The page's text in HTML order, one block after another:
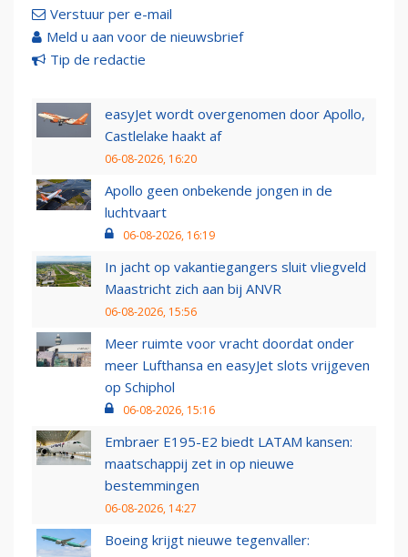
Verstuur per e-mail
Meld u aan voor de nieuwsbrief
Tip de redactie
easyJet wordt overgenomen door Apollo,
Castlelake haakt af
06-08-2026, 16:20
Apollo geen onbekende jongen in de
luchtvaart
06-08-2026, 16:19
In jacht op vakantiegangers sluit vliegveld
Maastricht zich aan bij ANVR
06-08-2026, 15:56
Meer ruimte voor vracht doordat onder
meer Lufthansa en easyJet slots vrijgeven
op Schiphol
06-08-2026, 15:16
Embraer E195-E2 biedt LATAM kansen:
maatschappij zet in op nieuwe
bestemmingen
06-08-2026, 14:27
Boeing krijgt nieuwe tegenvaller: